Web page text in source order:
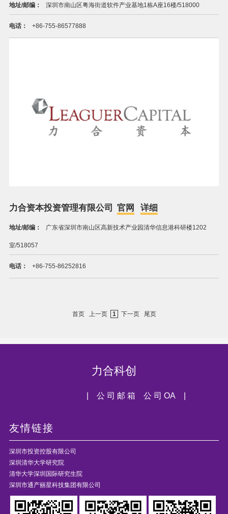
地址/邮编： 深圳市南山区粤海街道软件产业基地1栋A座16楼/518000
电话： +86-755-86577888
力合资本投资管理有限公司 官网 详细
地址/邮编： 广东省深圳市南山区高新技术产业园清华信息港科研楼1202
室/518057
电话： +86-755-86252816
首页 上一页 1 下一页 尾页
力合科创
公 司 OA |
| 公 司 邮 箱
友情链接
深圳市投资控股有限公司
深圳清华大学研究院
清华大学深圳国际研究生院
深圳市通产丽星科技集团有限公司